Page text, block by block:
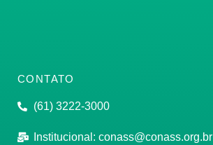
CONTATO
(61) 3222-3000
Institucional: conass@conass.org.br